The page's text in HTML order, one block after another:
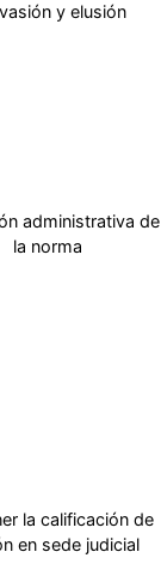
y elusión
administrativa de
la norma
la calificación de
en sede judicial